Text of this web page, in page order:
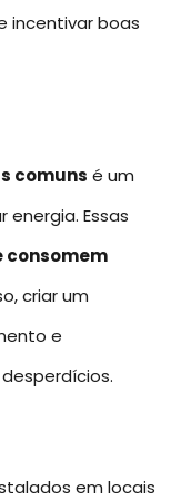
incentivar boas
comuns é um
Essas
consomem
criar um
e
em locais